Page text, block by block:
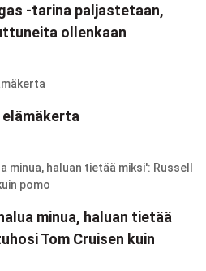
-tarina paljastetaan,
ollenkaan
minua, haluan tietää
Tom Cruisen kuin